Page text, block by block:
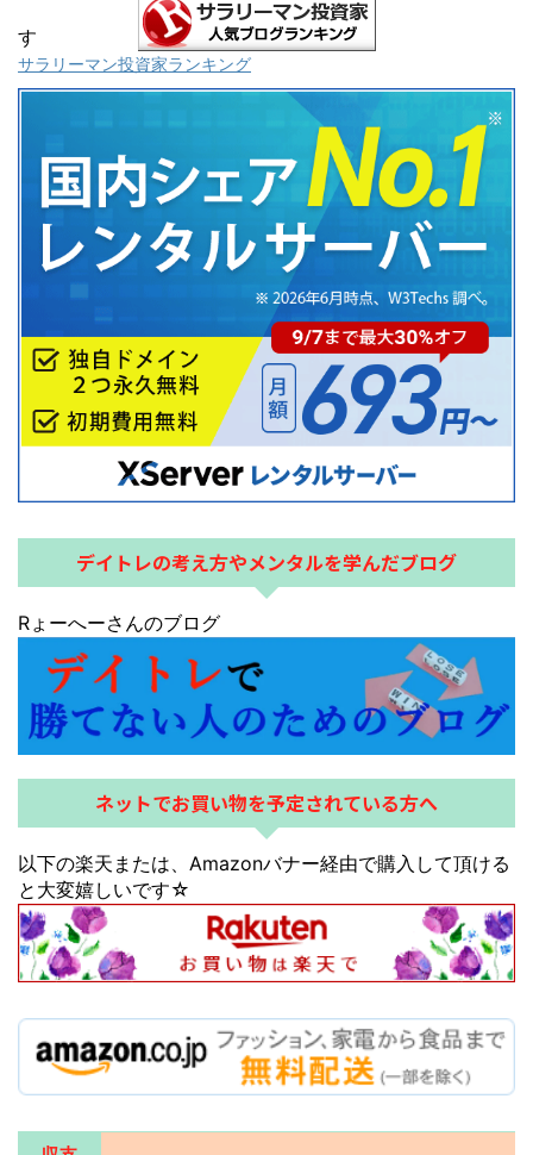
す
サラリーマン投資家ランキング
デイトレの考え方やメンタルを学んだブログ
Rょーへーさんのブログ
ネットでお買い物を予定されている方へ
以下の楽天または、Amazonバナー経由で購入して頂ける
と大変嬉しいです☆